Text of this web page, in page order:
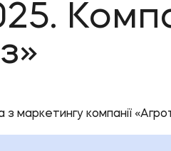
маркетингу компанії